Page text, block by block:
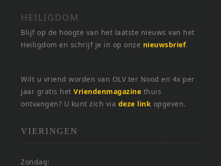
HEILIGDOM
Blijf op de hoogte van het laatste nieuws van het
Heiligdom en schrijf je in op onze nieuwsbrief.
Wilt u vriend worden van OLV ter Nood en 4x per
jaar gratis hetVriendenmagazine thuis
ontvangen? U kunt zich via deze link opgeven.
VIERINGEN
Zondag: